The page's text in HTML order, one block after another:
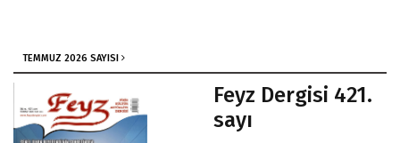
Abdullah Özüçalışır
Mutlak Gaye
İnanma İhtiyacı ile
TEMMUZ 2026 SAYISI
Feyz Dergisi 421.
sayı